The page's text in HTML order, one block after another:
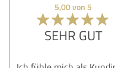
5,00 von 5
SEHR GUT